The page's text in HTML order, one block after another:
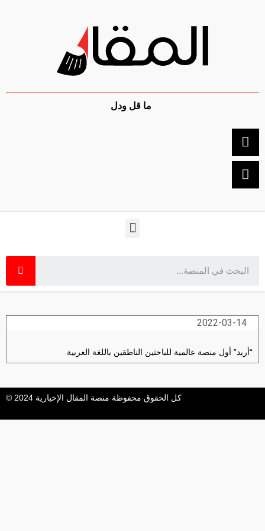
ما قل ودل
2022-03-14
“أريد” أول منصة عالمية للباحثين الناطقين باللغة العربية
كل الحقوق محفوظة منصة المقال الإخبارية 2024 ©